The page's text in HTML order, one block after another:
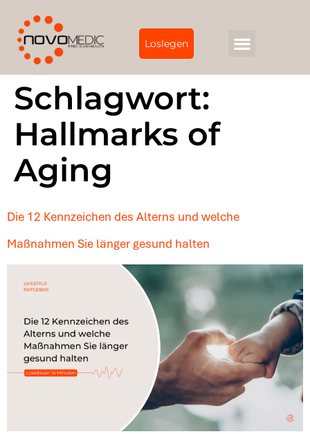
Loslegen
Schlagwort:
Hallmarks of
Aging
Die 12 Kennzeichen des Alterns und welche
Maßnahmen Sie länger gesund halten